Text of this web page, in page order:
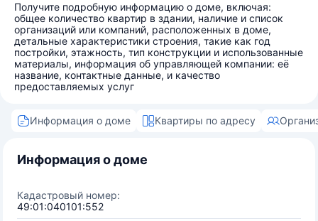
Получите подробную информацию о доме, включая:
общее количество квартир в здании, наличие и список
организаций или компаний, расположенных в доме,
детальные характеристики строения, такие как год
постройки, этажность, тип конструкции и использованные
материалы, информация об управляющей компании: её
название, контактные данные, и качество
предоставляемых услуг
Информация о доме Квартиры по адресу
Информация о доме
Кадастровый номер:
49:01:040101:552